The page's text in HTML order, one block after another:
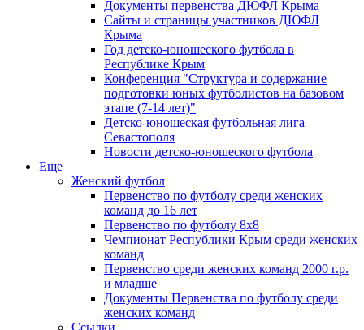
Документы первенства ДЮФЛ Крыма
Сайты и страницы участников ДЮФЛ
Крыма
Год детско-юношеского футбола в
Республике Крым
Конференция "Структура и содержание
подготовки юных футболистов на базовом
этапе (7-14 лет)"
Детско-юношеская футбольная лига
Севастополя
Новости детско-юношеского футбола
Еще
Женский футбол
Первенство по футболу среди женских
команд до 16 лет
Первенство по футболу 8х8
Чемпионат Республики Крым среди женских
команд
Первенство среди женских команд 2000 г.р.
и младше
Документы Первенства по футболу среди
женских команд
Ссылки